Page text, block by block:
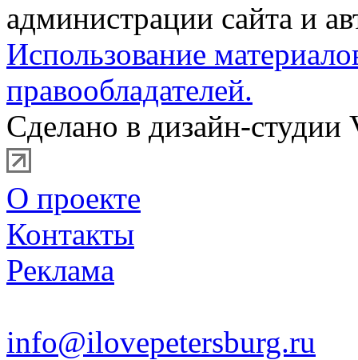
администрации сайта и
Использование
правообладателей.
Сделано в дизайн-студии
О проекте
Контакты
Реклама
info@ilovepetersburg.ru